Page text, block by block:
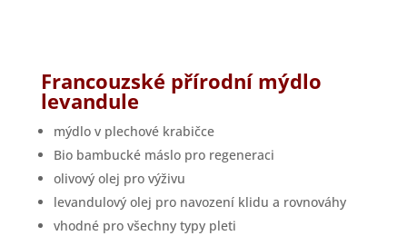
Francouzské přírodní mýdlo
levandule
mýdlo v plechové krabičce
Bio bambucké máslo pro regeneraci
olivový olej pro výživu
levandulový olej pro navození klidu a rovnováhy
vhodné pro všechny typy pleti